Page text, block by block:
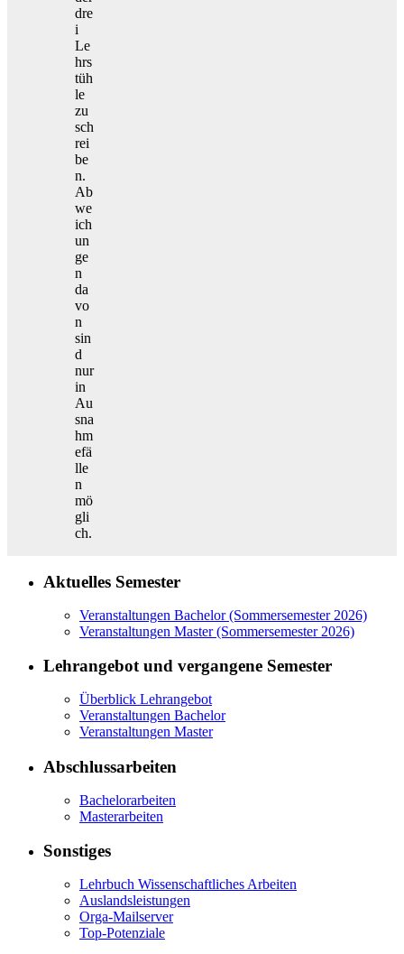
dre
i
Le
hrs
tüh
le
zu
sch
rei
be
n.
Ab
we
ich
un
ge
n
da
vo
n
sin
d
nur
in
Au
sna
hm
efä
lle
n
mö
gli
ch.
Aktuelles Semester
Veranstaltungen Bachelor (Sommersemester 2026)
Veranstaltungen Master (Sommersemester 2026)
Lehrangebot und vergangene Semester
Überblick Lehrangebot
Veranstaltungen Bachelor
Veranstaltungen Master
Abschlussarbeiten
Bachelorarbeiten
Masterarbeiten
Sonstiges
Lehrbuch Wissenschaftliches Arbeiten
Auslandsleistungen
Orga-Mailserver
Top-Potenziale